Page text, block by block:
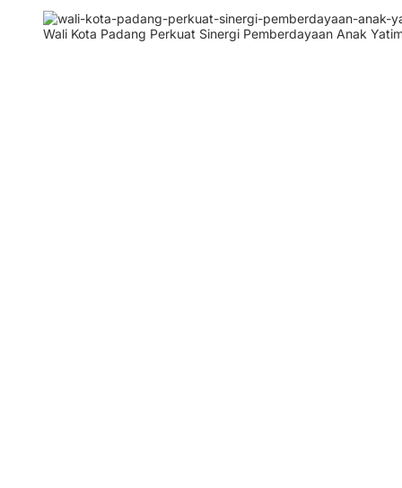
Wali Kota Padang Perkuat Sinergi Pemberdayaan Anak